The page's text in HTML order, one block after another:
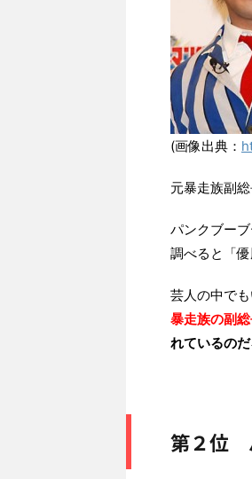
(画像出典：
元暴走族副
パンクブー
調べると「
芸人の中で
暴走族の副
れているの
第２位